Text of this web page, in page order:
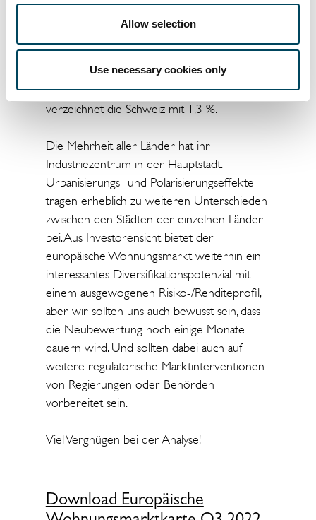
Allow selection
Use necessary cookies only
Die höchste Verzinsung einer 10-jährigen
unserem Vergleich für Polen zu bilanzieren
(7,1 %), gefolgt von der Tschechischen
Republik (5,4 %). Den niedrigsten Wert
verzeichnet die Schweiz mit 1,3 %.
Die Mehrheit aller Länder hat ihr
Industriezentrum in der Hauptstadt.
Urbanisierungs- und Polarisierungseffekte
tragen erheblich zu weiteren Unterschieden
zwischen den Städten der einzelnen Länder
bei. Aus Investorensicht bietet der
europäische Wohnungsmarkt weiterhin ein
interessantes Diversifikationspotenzial mit
einem ausgewogenen Risiko-/Renditeprofil,
aber wir sollten uns auch bewusst sein, dass
die Neubewertung noch einige Monate
dauern wird. Und sollten dabei auch auf
weitere regulatorische Marktinterventionen
von Regierungen oder Behörden
vorbereitet sein.
Viel Vergnügen bei der Analyse!
Download Europäische